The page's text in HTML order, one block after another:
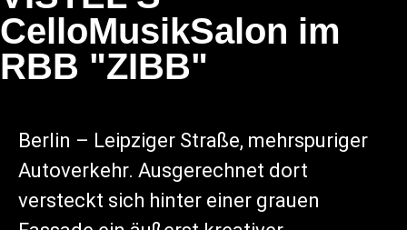
CelloMusikSalon im
RBB "ZIBB"
Berlin – Leipziger Straße, mehrspuriger
Autoverkehr. Ausgerechnet dort
versteckt sich hinter einer grauen